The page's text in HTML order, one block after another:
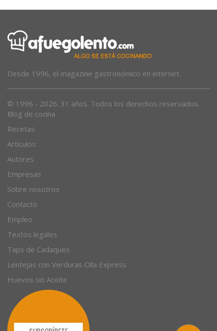
Blog de cocina
Recetas
Artículos
Autores
Empresas
Sobre nosotros
Contacto
Empleo
Textos legales
Taps de Cadaques
Lentejas con Verduras Olla Express
Huevos sin Aceite